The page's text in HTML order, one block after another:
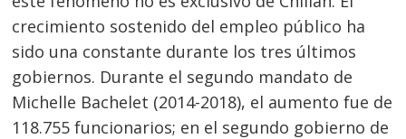
crecimiento sostenido del empleo público ha
sido una constante durante los tres últimos
gobiernos. Durante el segundo mandato de
Michelle Bachelet (2014-2018), el aumento fue de
118.755 funcionarios; en el segundo gobierno de